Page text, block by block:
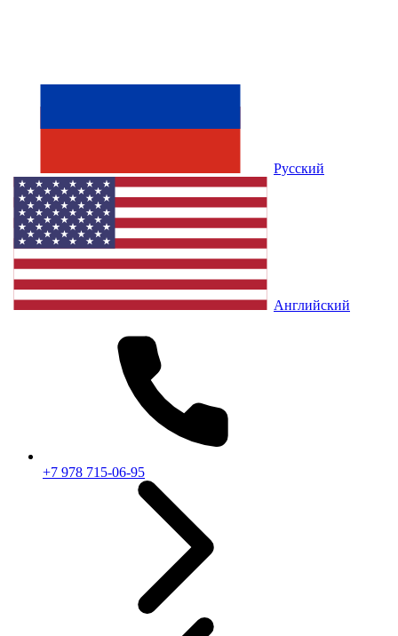
Русский
Английский
+7 978 715-06-95